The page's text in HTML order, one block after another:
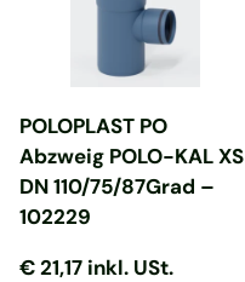
POLOPLAST PO
Abzweig POLO-KAL XS
DN 110/75/87Grad –
102229
Normaler Preis
Normaler Preis
€ 21,17 inkl. USt.